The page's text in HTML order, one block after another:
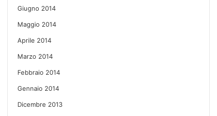
Giugno 2014
Maggio 2014
Aprile 2014
Marzo 2014
Febbraio 2014
Gennaio 2014
Dicembre 2013